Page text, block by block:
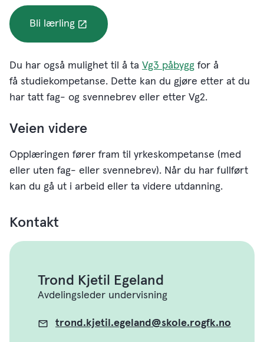
Bli lærling
Du har også mulighet til å ta Vg3 påbygg for å
få studiekompetanse. Dette kan du gjøre etter at du
har tatt fag- og svennebrev eller etter Vg2.
Veien videre
Opplæringen fører fram til yrkeskompetanse (med
eller uten fag- eller svennebrev). Når du har fullført
kan du gå ut i arbeid eller ta videre utdanning.
Kontakt
Trond Kjetil Egeland
Avdelingsleder undervisning
E-
trond.kjetil.egeland@skole.rogfk.no